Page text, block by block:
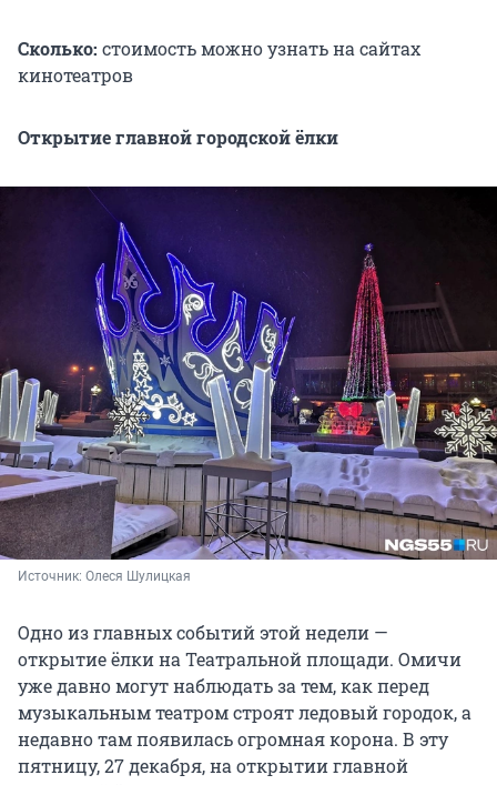
Сколько: стоимость можно узнать на сайтах
кинотеатров
Открытие главной городской ёлки
Источник: Олеся Шулицкая
Одно из главных событий этой недели —
открытие ёлки на Театральной площади. Омичи
уже давно могут наблюдать за тем, как перед
музыкальным театром строят ледовый городок, а
недавно там появилась огромная корона. В эту
пятницу, 27 декабря, на открытии главной